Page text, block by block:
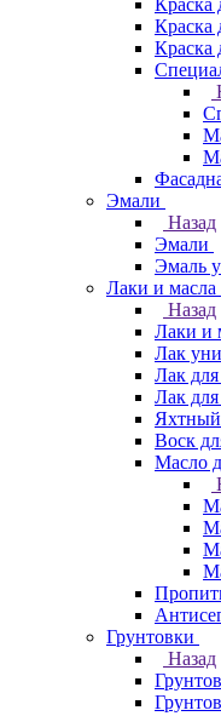
Краска
Краска
Краска
Эмали
Назад
Эмали
Эмаль
Лаки и масла
Назад
Лаки и
Лак
Лак для
Лак
Воск
Масло
Грунтовки
Назад